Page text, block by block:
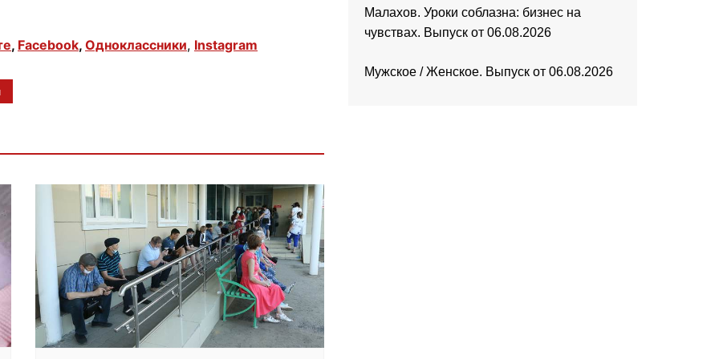
, Facebook, Одноклассники, Instagram
Малахов. Уроки соблазна: бизнес на
чувствах. Выпуск от 06.08.2026
Мужское / Женское. Выпуск от 06.08.2026